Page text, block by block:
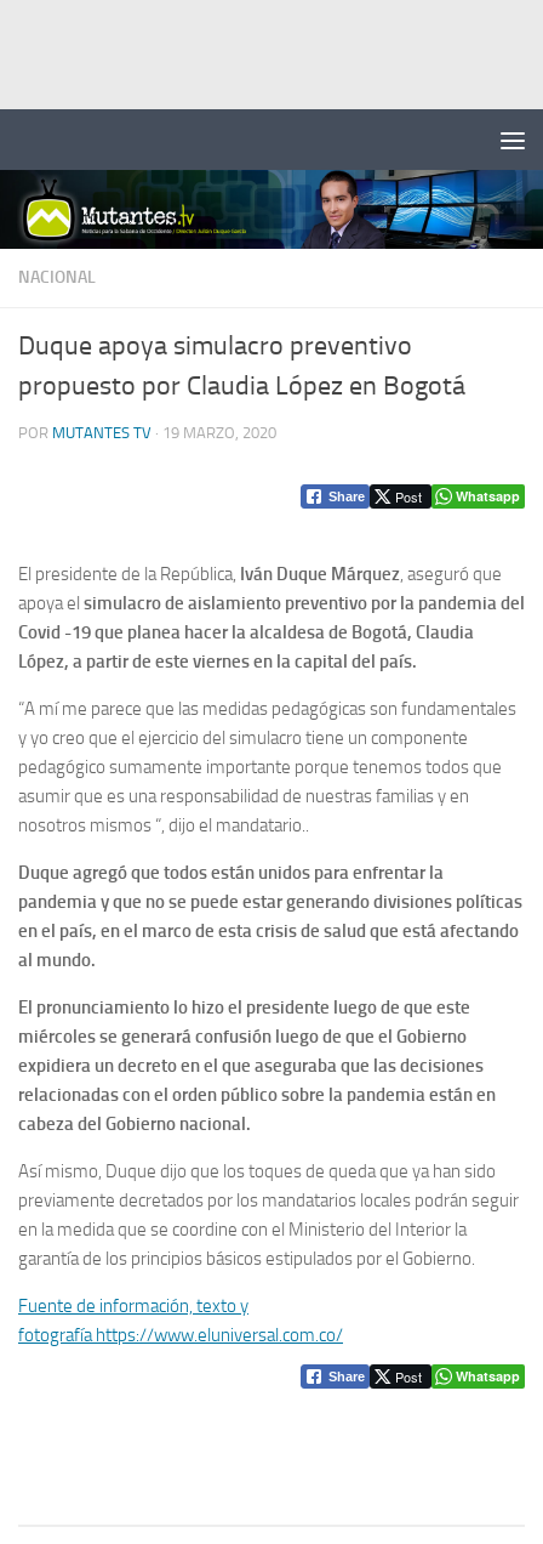
NACIONAL
Duque apoya simulacro preventivo
propuesto por Claudia López en Bogotá
POR MUTANTES TV · 19 MARZO, 2020
Share Post Whatsapp
El presidente de la República, Iván Duque Márquez, aseguró que
apoya el simulacro de aislamiento preventivo por la pandemia del
Covid -19 que planea hacer la alcaldesa de Bogotá, Claudia
López, a partir de este viernes en la capital del país.
“A mí me parece que las medidas pedagógicas son fundamentales
y yo creo que el ejercicio del simulacro tiene un componente
pedagógico sumamente importante porque tenemos todos que
asumir que es una responsabilidad de nuestras familias y en
nosotros mismos “, dijo el mandatario..
Duque agregó que todos están unidos para enfrentar la
pandemia y que no se puede estar generando divisiones políticas
en el país, en el marco de esta crisis de salud que está afectando
al mundo.
El pronunciamiento lo hizo el presidente luego de que este
miércoles se generará confusión luego de que el Gobierno
expidiera un decreto en el que aseguraba que las decisiones
relacionadas con el orden público sobre la pandemia están en
cabeza del Gobierno nacional.
Así mismo, Duque dijo que los toques de queda que ya han sido
previamente decretados por los mandatarios locales podrán seguir
en la medida que se coordine con el Ministerio del Interior la
garantía de los principios básicos estipulados por el Gobierno.
Fuente de información, texto y
fotografía https://www.eluniversal.com.co/
Share Post Whatsapp